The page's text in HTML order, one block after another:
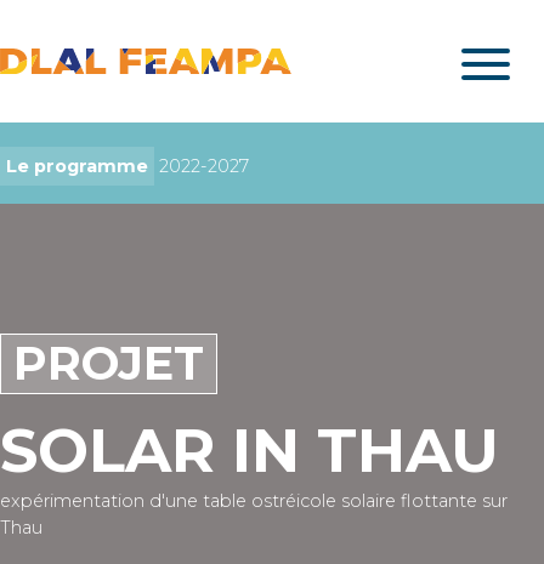
Le programme 2022-2027
PROJET
SOLAR IN THAU
expérimentation d'une table ostréicole solaire flottante sur
Thau